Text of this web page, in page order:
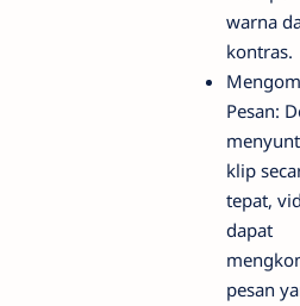
warna
kontras.
Pesan:
klip
tepat,
dapat
pesan